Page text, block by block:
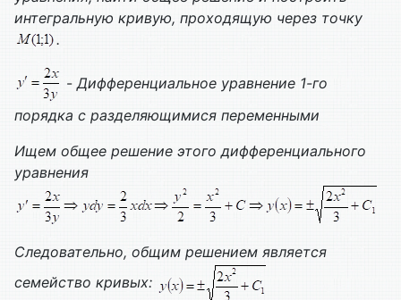
интегральную кривую, проходящую через точку
.
- Дифференциальное уравнение 1-го
порядка с разделяющимися переменными
Ищем общее решение этого дифференциального
уравнения
Следовательно, общим решением является
семейство кривых: